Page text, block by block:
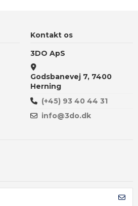
Kontakt os
3DO ApS
Godsbanevej 7, 7400
Herning
(+45) 93 40 44 31
info@3do.dk